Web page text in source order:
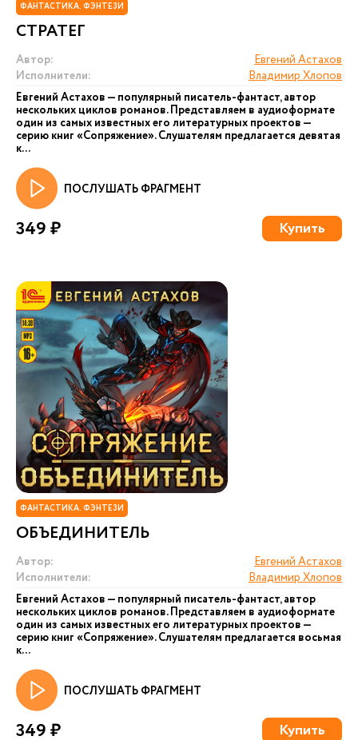
ФАНТАСТИКА. ФЭНТЕЗИ
СТРАТЕГ
Автор:
Евгений Астахов
Исполнители:
Владимир Хлопов
Евгений Астахов — популярный писатель-фантаст, автор
нескольких циклов романов. Представляем в аудиоформате
один из самых известных его литературных проектов —
серию книг «Сопряжение». Слушателям предлагается девятая
к...
ПОСЛУШАТЬ ФРАГМЕНТ
349 ₽ Купить
ФАНТАСТИКА. ФЭНТЕЗИ
ОБЪЕДИНИТЕЛЬ
Автор:
Евгений Астахов
Исполнители:
Владимир Хлопов
Евгений Астахов — популярный писатель-фантаст, автор
нескольких циклов романов. Представляем в аудиоформате
один из самых известных его литературных проектов —
серию книг «Сопряжение». Слушателям предлагается восьмая
к...
ПОСЛУШАТЬ ФРАГМЕНТ
349 ₽ Купить